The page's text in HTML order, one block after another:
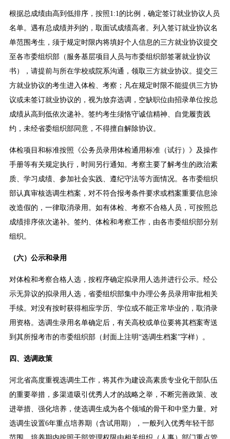
根据总成绩由高到低排序，按照1:1的比例，确定签订就业协议人员
名单。遇有总成绩并列的，取面试成绩高者。列入签订就业协议名
单范围考生，须于规定时限内将填好个人信息的三方就业协议提交
至各市委组织部（服务基层项目人员与市委组织部签署就业协议
书），请提前与所在学校或院系沟通，领取三方就业协议。提交三
方就业协议的考生进入体检、考察；凡在规定时限不能提供三方协
议或未签订就业协议的，视为放弃选调，空缺职位由招录单位按总
成绩从高到低依次递补。签约考生须恪守诚信精神、自觉履责践
约，未经省委组织部同意，不得擅自解除协议。
体检项目和标准按照《公务员录用体检通用标准（试行）》及操作
手册等有关规定执行，时间另行通知。考察主要了解考生的政治素
质、学习成绩、参加社会实践、遵纪守法等方面情况。各市委组织
部认真审核选调生档案，对不符合报考条件要求或档案重要信息涂
改造假的，一律取消录用。如有体检、考察不合格人员，可按照总
成绩排序依次递补。签约、体检和考察工作，由各市委组织部分别
组织。
（六）公示和录用
对体检和考察合格人选，按程序确定拟录用人选并进行公示。经公
示无异议的拟录用人选，省委组织部集中办理公务员录用审批相关
手续。对没有按时获得相应学历、学位或不能正常毕业的，取消录
用资格。选调生录用名单确定后，有关高校或单位要将其档案寄送
到其所报考市的市委组织部（封面上注明“选调生档案”字样）。
四、选调政策
河北省高度重视选调生工作，将其作为建设高素质专业化干部队伍
的重要举措，多渠道吸引优秀人才的战略之举，不断完善政策、改
进举措、强化培养，使选调生成为各个领域的骨干和中坚力量。对
选调生设置6年重点培养期（含试用期），一般列入优秀年轻干部